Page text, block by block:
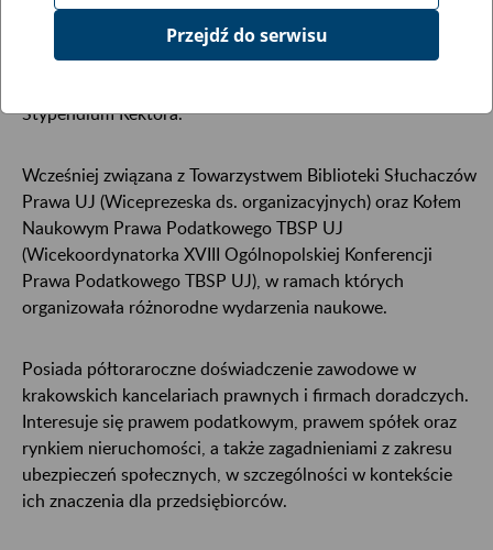
Studentka IV roku prawa na Uniwersytecie Jagiellońskim,
członkini zarządu Koła Naukowego Prawa Budowlanego i
Stypendium Rektora.
Wcześniej związana z Towarzystwem Biblioteki Słuchaczów
Prawa UJ (Wiceprezeska ds. organizacyjnych) oraz Kołem
Naukowym Prawa Podatkowego TBSP UJ
(Wicekoordynatorka XVIII Ogólnopolskiej Konferencji
Prawa Podatkowego TBSP UJ), w ramach których
organizowała różnorodne wydarzenia naukowe.
Posiada półtoraroczne doświadczenie zawodowe w
krakowskich kancelariach prawnych i firmach doradczych.
Interesuje się prawem podatkowym, prawem spółek oraz
rynkiem nieruchomości, a także zagadnieniami z zakresu
ubezpieczeń społecznych, w szczególności w kontekście
ich znaczenia dla przedsiębiorców.
Przejdź do serwisu